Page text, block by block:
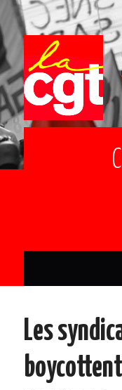
INSTANCES
VOS DROITS
Les
boycottent